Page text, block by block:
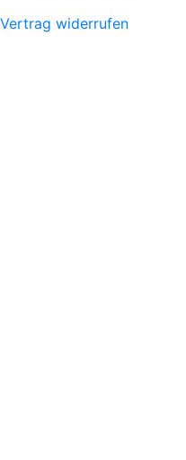
Vertrag widerrufen